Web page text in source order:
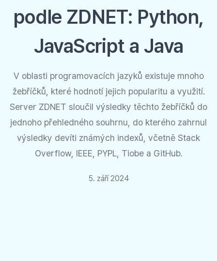
podle ZDNET: Python,
JavaScript a Java
V oblasti programovacích jazyků existuje mnoho
žebříčků, které hodnotí jejich popularitu a využití.
Server ZDNET sloučil výsledky těchto žebříčků do
jednoho přehledného souhrnu, do kterého zahrnul
výsledky devíti známých indexů, včetně Stack
Overflow, IEEE, PYPL, Tiobe a GitHub.
5. září 2024